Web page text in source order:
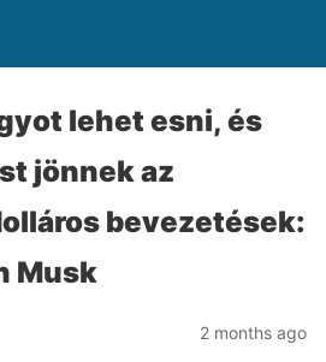
lehet esni, és
jönnek az
bevezetések:
Musk
2 months ago